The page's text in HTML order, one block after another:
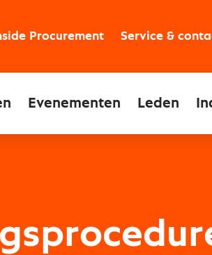
Procurement Service &
Evenementen Leden